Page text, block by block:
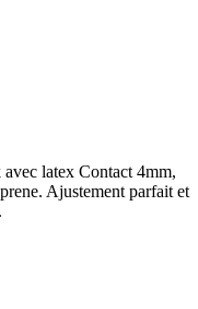
latex Contact 4mm,
Ajustement parfait et